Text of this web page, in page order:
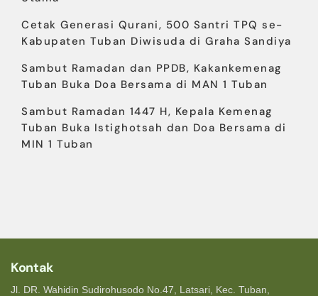
Cetak Generasi Qurani, 500 Santri TPQ se-
Kabupaten Tuban Diwisuda di Graha Sandiya
Sambut Ramadan dan PPDB, Kakankemenag
Tuban Buka Doa Bersama di MAN 1 Tuban
Sambut Ramadan 1447 H, Kepala Kemenag
Tuban Buka Istighotsah dan Doa Bersama di
MIN 1 Tuban
Kontak
Jl. DR. Wahidin Sudirohusodo No.47, Latsari, Kec. Tuban,